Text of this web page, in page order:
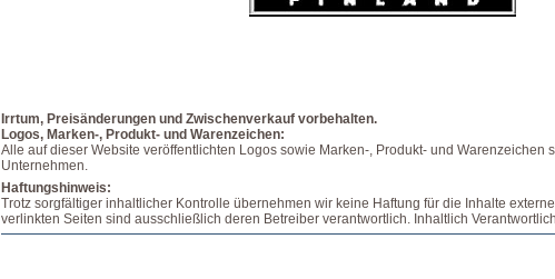
Irrtum, Preisänderungen und Zwischenverkauf vorbehalten.
Logos, Marken-, Produkt- und Warenzeichen:
Alle auf dieser Website veröffentlichten Logos sowie Marken-, Produkt- und Warenzeichen
Unternehmen.
Haftungshinweis:
Trotz sorgfältiger inhaltlicher Kontrolle übernehmen wir keine Haftung für die Inhalte
verlinkten Seiten sind ausschließlich deren Betreiber verantwortlich. Inhaltlich